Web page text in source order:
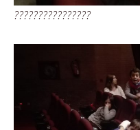
????????????????